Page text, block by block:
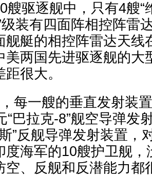
艘驱逐舰中，只有4艘“
级装有四面阵相控阵雷
舰艇的相控阵雷达天线
美两国先进驱逐舰的大
很大。
每一艘的垂直发射装
“巴拉克-8”舰空导弹发
”反舰导弹发射装置，
度海军的10艘护卫舰
空、反舰和反潜能力都